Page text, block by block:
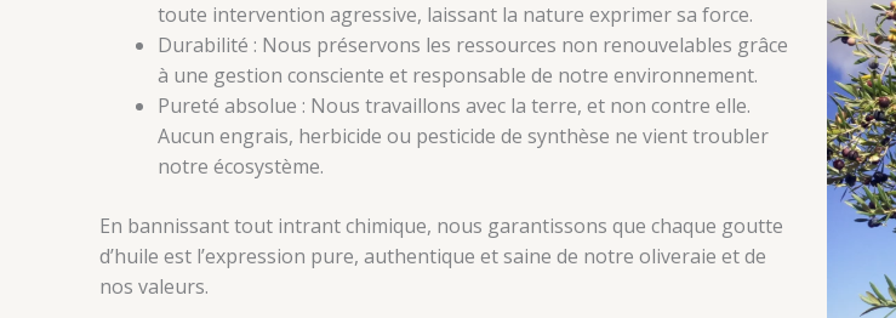
toute intervention agressive, laissant la nature exprimer sa force.
Durabilité : Nous préservons les ressources non renouvelables grâce
à une gestion consciente et responsable de notre environnement.
Pureté absolue : Nous travaillons avec la terre, et non contre elle.
Aucun engrais, herbicide ou pesticide de synthèse ne vient troubler
notre écosystème.
En bannissant tout intrant chimique, nous garantissons que chaque goutte
d’huile est l’expression pure, authentique et saine de notre oliveraie et de
nos valeurs.